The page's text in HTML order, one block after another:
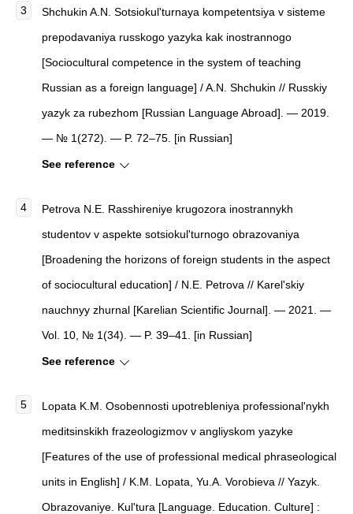
Shchukin A.N. Sotsiokul'turnaya kompetentsiya v sisteme
prepodavaniya russkogo yazyka kak inostrannogo
[Sociocultural competence in the system of teaching
Russian as a foreign language] / A.N. Shchukin // Russkiy
yazyk za rubezhom [Russian Language Abroad]. — 2019.
— № 1(272). — P. 72–75. [in Russian]
See reference
Petrova N.E. Rasshireniye krugozora inostrannykh
studentov v aspekte sotsiokul'turnogo obrazovaniya
[Broadening the horizons of foreign students in the aspect
of sociocultural education] / N.E. Petrova // Karel'skiy
nauchnyy zhurnal [Karelian Scientific Journal]. — 2021. —
Vol. 10, № 1(34). — P. 39–41. [in Russian]
See reference
Lopata K.M. Osobennosti upotrebleniya professional'nykh
meditsinskikh frazeologizmov v angliyskom yazyke
[Features of the use of professional medical phraseological
units in English] / K.M. Lopata, Yu.A. Vorobieva // Yazyk.
Obrazovaniye. Kul'tura [Language. Education. Culture] :